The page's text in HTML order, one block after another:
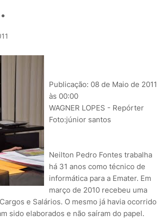
Publicação: 08 de Maio de 2011
às 00:00
WAGNER LOPES - Repórter
Foto:júnior santos
Neilton Pedro Fontes trabalha
há 31 anos como técnico de
informática para a Emater. Em
março de 2010 recebeu uma
e Salários. O mesmo já havia ocorrido
sido elaborados e não saíram do papel.